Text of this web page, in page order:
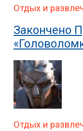
Отдых и
Закончено
Отдых и